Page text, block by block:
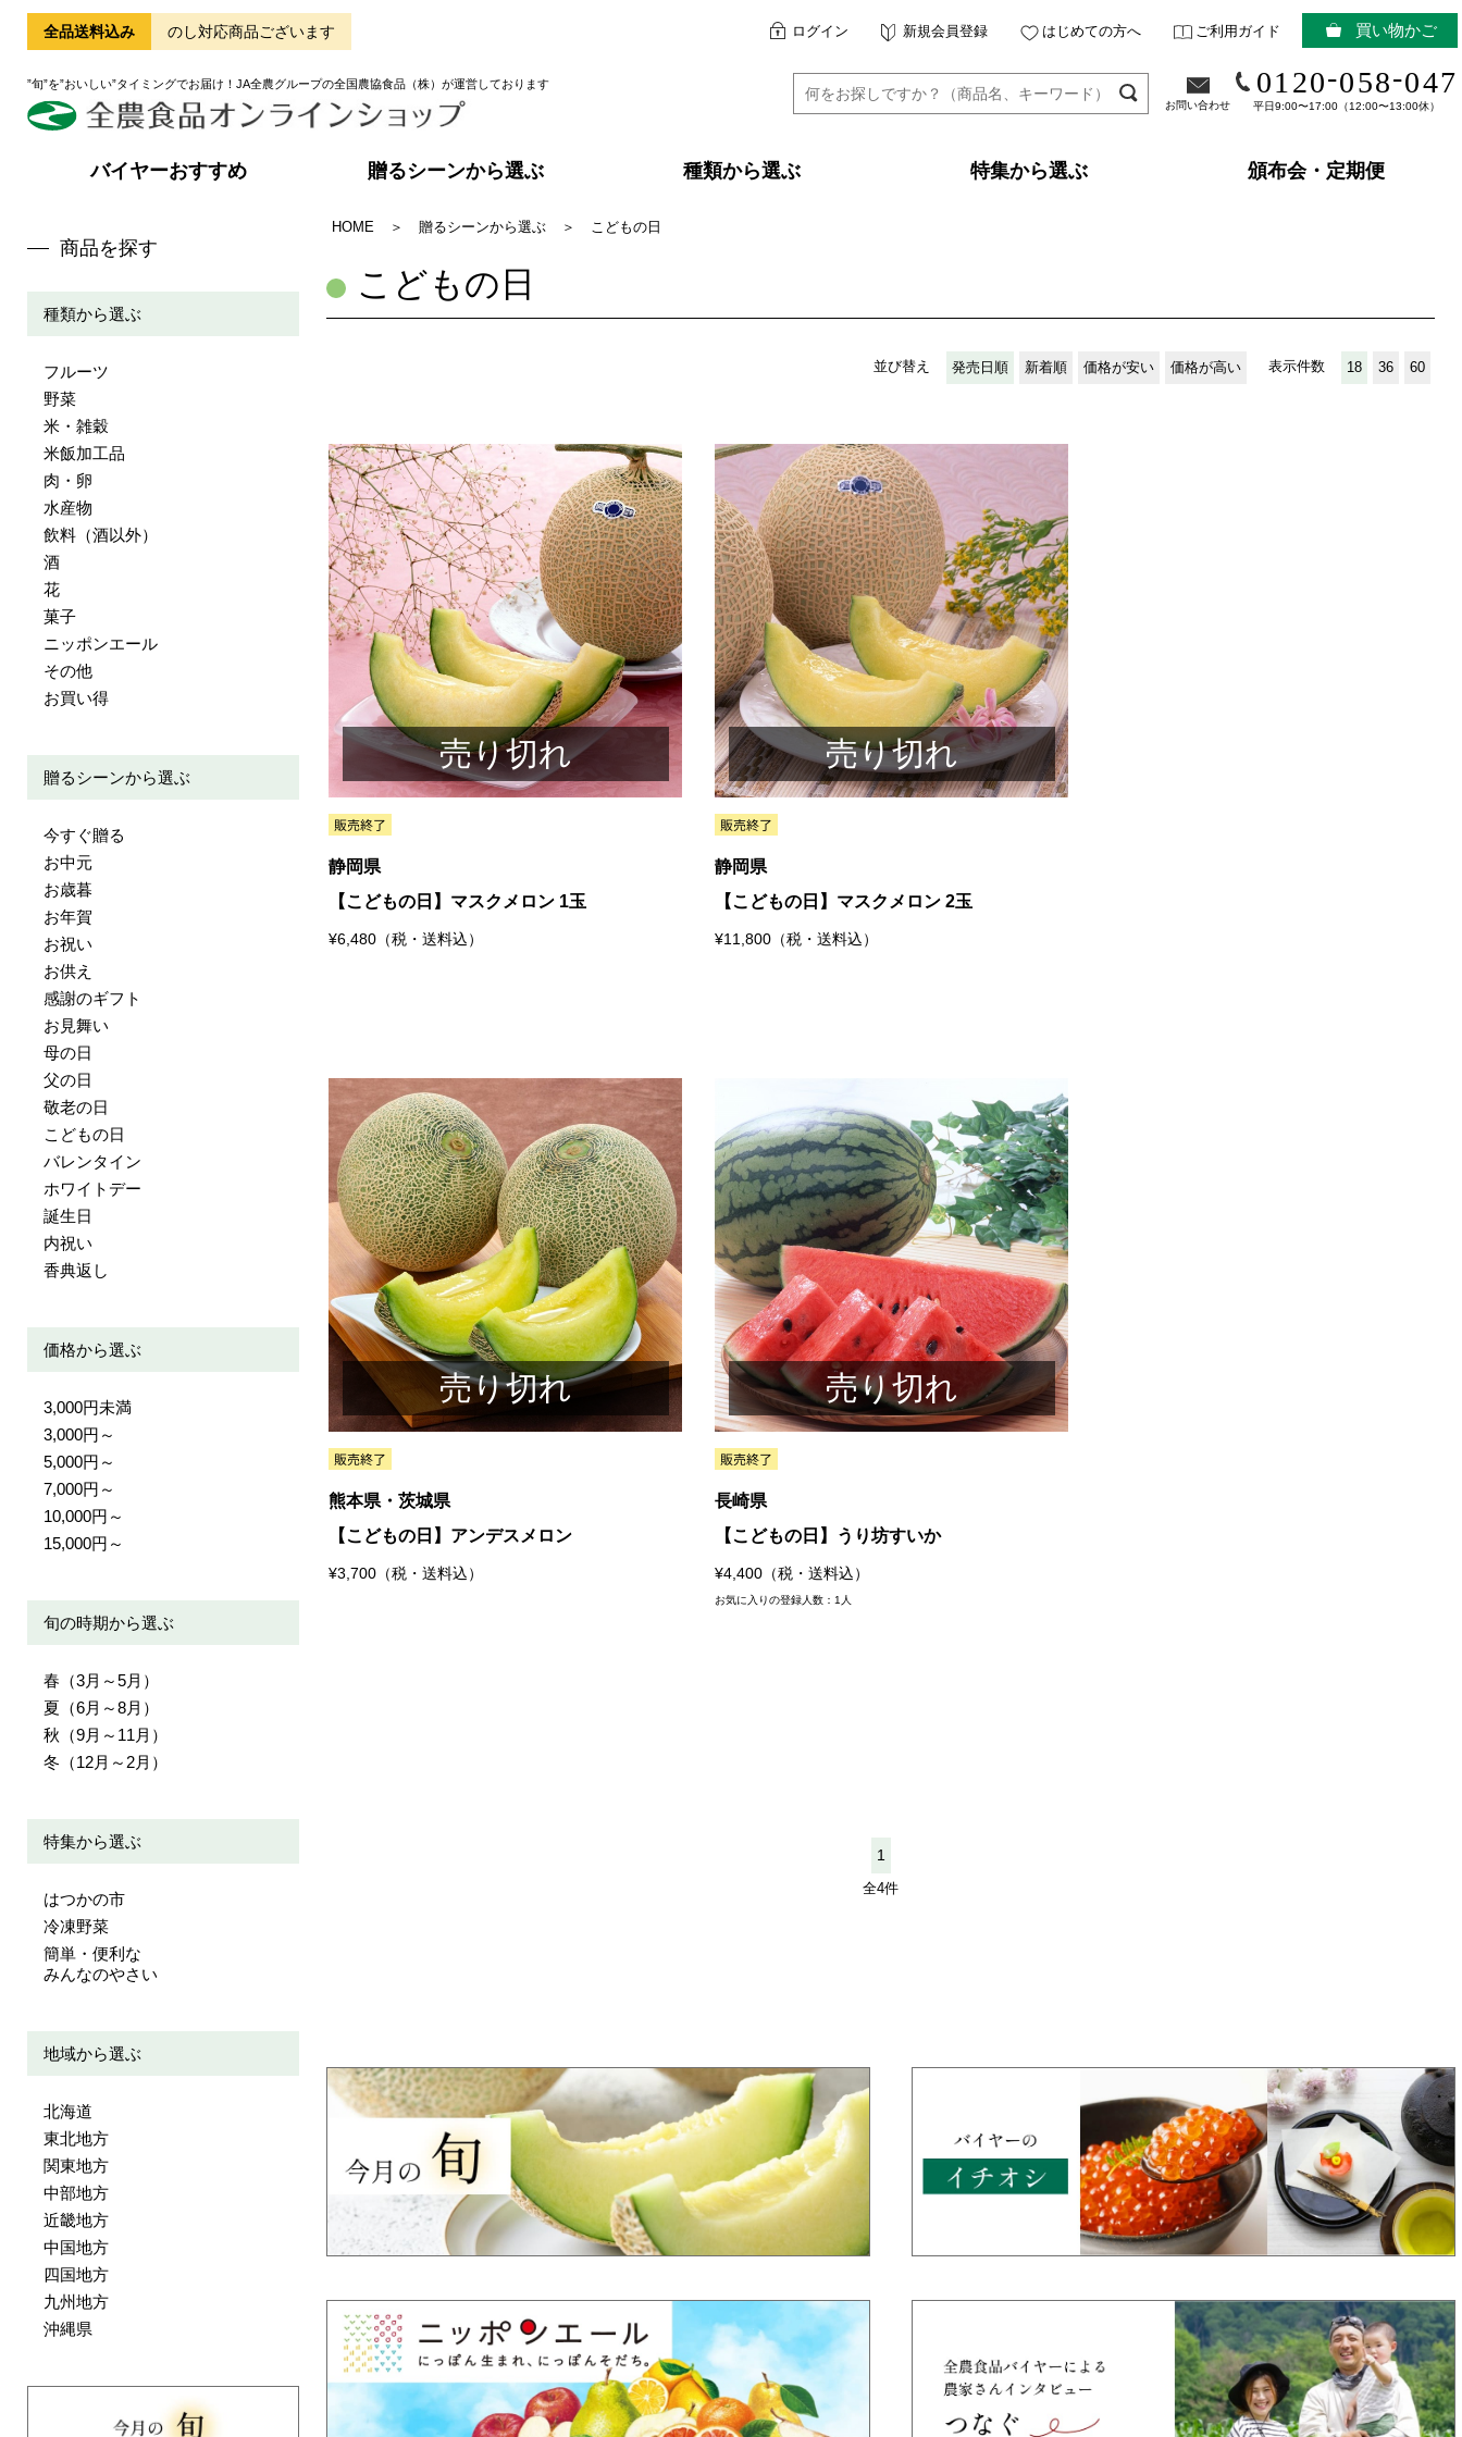
全品送料込み のし対応商品ございます
”旬”を”おいしい”タイミングでお届け！JA全農グループの全国農協食品（株）が運営しております
ログイン 新規会員登録 はじめての方へ ご利用ガイド 買い物かご
お問い合わせ
0120-058-047
平日9:00〜17:00（12:00〜13:00休）
バイヤーおすすめ 贈るシーンから選ぶ 種類から選ぶ 特集から選ぶ 頒布会・定期便
商品を探す
種類から選ぶ
フルーツ
野菜
米・雑穀
米飯加工品
肉・卵
水産物
飲料（酒以外）
酒
花
菓子
ニッポンエール
その他
お買い得
贈るシーンから選ぶ
今すぐ贈る
お中元
お歳暮
お年賀
お祝い
お供え
感謝のギフト
お見舞い
母の日
父の日
敬老の日
こどもの日
バレンタイン
ホワイトデー
誕生日
内祝い
香典返し
価格から選ぶ
3,000円未満
3,000円～
5,000円～
7,000円～
10,000円～
15,000円～
旬の時期から選ぶ
春（3月～5月）
夏（6月～8月）
秋（9月～11月）
冬（12月～2月）
特集から選ぶ
はつかの市
冷凍野菜
簡単・便利な
みんなのやさい
地域から選ぶ
北海道
東北地方
関東地方
中部地方
近畿地方
中国地方
四国地方
九州地方
沖縄県
HOME ＞ 贈るシーンから選ぶ ＞ こどもの日
こどもの日
並び替え 発売日順 新着順 価格が安い 価格が高い 表示件数 18 36 60
売り切れ
静岡県
【こどもの日】マスクメロン 1玉
¥6,480（税・送料込）
売り切れ
静岡県
【こどもの日】マスクメロン 2玉
¥11,800（税・送料込）
売り切れ
熊本県・茨城県
【こどもの日】アンデスメロン
¥3,700（税・送料込）
売り切れ
長崎県
【こどもの日】うり坊すいか
¥4,400（税・送料込）
お気に入りの登録人数：1人
1
全4件